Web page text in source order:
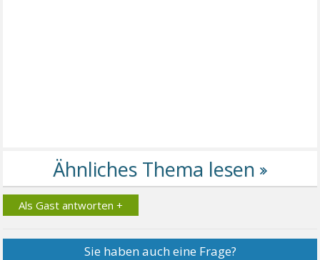
Als Gast antworten +
Sie haben auch eine Frage?